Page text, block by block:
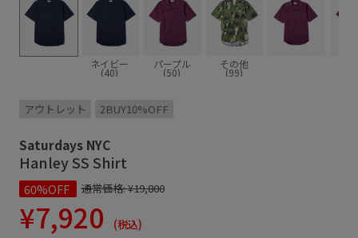
ネイビー
(40)
パープル
(50)
その他
(99)
アウトレット 2BUY10%OFF
Saturdays NYC
Hanley SS Shirt
60%OFF 通常価格:¥19,800
¥7,920 (税込)